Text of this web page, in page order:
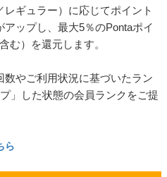
ギュラー）に応じてポイント
ップし、最大5％のPontaポイ
む）を還元します。
やご利用状況に基づいたラン
」した状態の会員ランクをご提
ら